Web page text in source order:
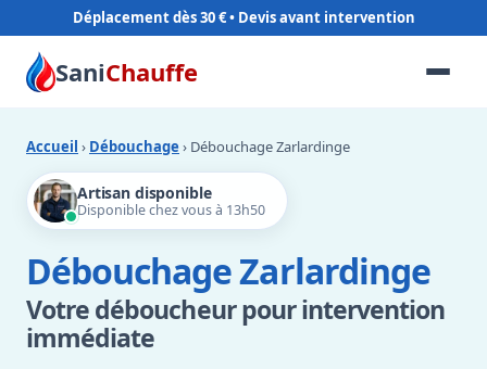
Déplacement dès 30 €
SaniChauffe
Accueil › Débouchage › Débouchage Zarlardinge
Artisan disponible
Disponible chez vous à 13h50
Débouchage Zarlardinge
Votre déboucheur pour intervention
immédiate